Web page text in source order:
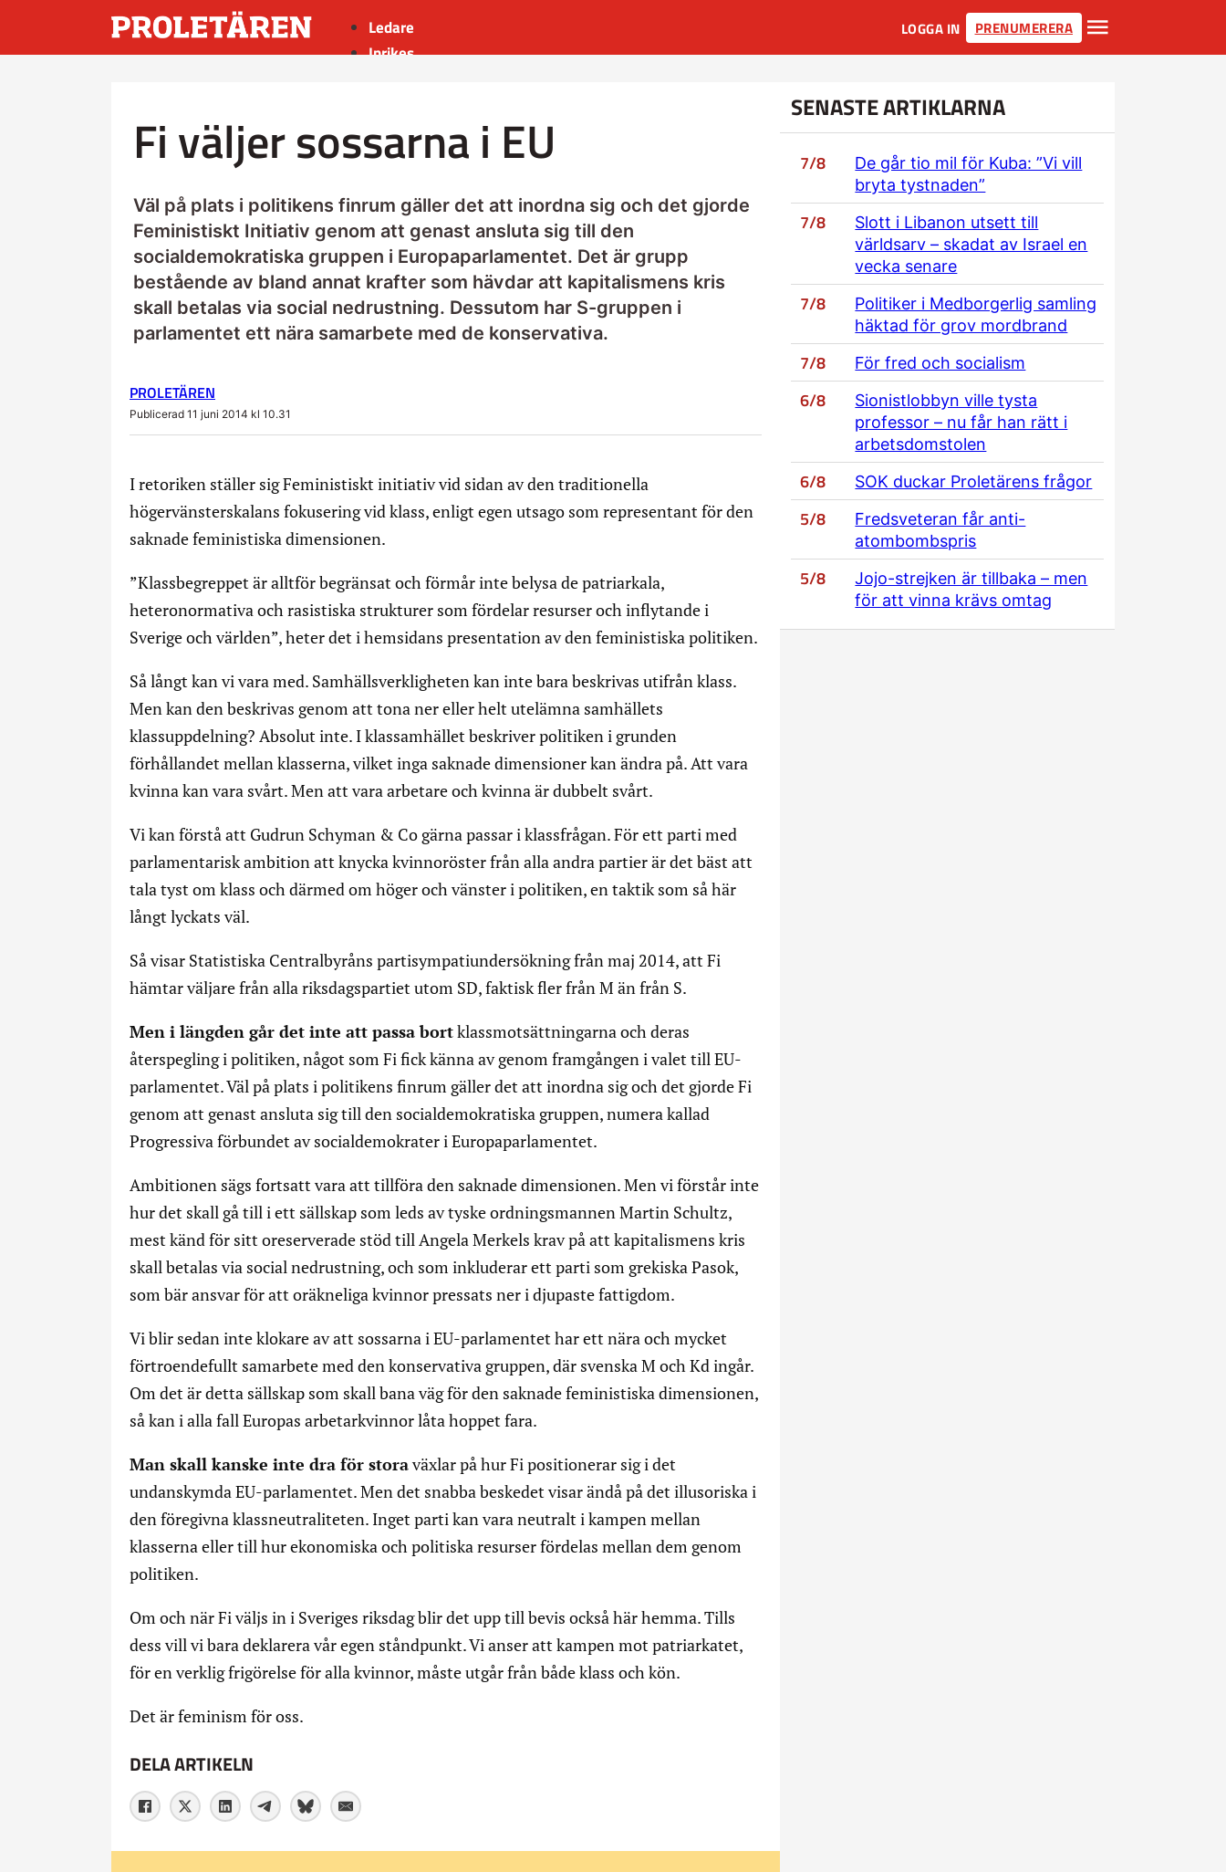
Ledare
Inrikes
Sport
Insänt
LOGGA IN PRENUMERERA
Fi väljer sossarna i EU
Väl på plats i politikens finrum gäller det att inordna sig och det gjorde
Feministiskt Initiativ genom att genast ansluta sig till den
socialdemokratiska gruppen i Europaparlamentet. Det är grupp
bestående av bland annat krafter som hävdar att kapitalismens kris
skall betalas via social nedrustning. Dessutom har S-gruppen i
parlamentet ett nära samarbete med de konservativa.
PROLETÄREN
Publicerad 11 juni 2014 kl 10.31
I retoriken ställer sig Feministiskt initiativ vid sidan av den traditionella
högervänsterskalans fokusering vid klass, enligt egen utsago som representant för den
saknade feministiska dimensionen.
”Klassbegreppet är alltför begränsat och förmår inte belysa de patriarkala,
heteronormativa och rasistiska strukturer som fördelar resurser och inflytande i
Sverige och världen”, heter det i hemsidans presentation av den feministiska politiken.
Så långt kan vi vara med. Samhällsverkligheten kan inte bara beskrivas utifrån klass.
Men kan den beskrivas genom att tona ner eller helt utelämna samhällets
klassuppdelning? Absolut inte. I klassamhället beskriver politiken i grunden
förhållandet mellan klasserna, vilket inga saknade dimensioner kan ändra på. Att vara
kvinna kan vara svårt. Men att vara arbetare och kvinna är dubbelt svårt.
Vi kan förstå att Gudrun Schyman & Co gärna passar i klassfrågan. För ett parti med
parlamentarisk ambition att knycka kvinnoröster från alla andra partier är det bäst att
tala tyst om klass och därmed om höger och vänster i politiken, en taktik som så här
långt lyckats väl.
Så visar Statistiska Centralbyråns partisympatiundersökning från maj 2014, att Fi
hämtar väljare från alla riksdagspartiet utom SD, faktisk fler från M än från S.
Men i längden går det inte att passa bortklassmotsättningarna och deras
återspegling i politiken, något som Fi fick känna av genom framgången i valet till EU-
parlamentet. Väl på plats i politikens finrum gäller det att inordna sig och det gjorde Fi
genom att genast ansluta sig till den socialdemokratiska gruppen, numera kallad
Progressiva förbundet av socialdemokrater i Europaparlamentet.
Ambitionen sägs fortsatt vara att tillföra den saknade dimensionen. Men vi förstår inte
hur det skall gå till i ett sällskap som leds av tyske ordningsmannen Martin Schultz,
mest känd för sitt oreserverade stöd till Angela Merkels krav på att kapitalismens kris
skall betalas via social nedrustning, och som inkluderar ett parti som grekiska Pasok,
som bär ansvar för att oräkneliga kvinnor pressats ner i djupaste fattigdom.
Vi blir sedan inte klokare av att sossarna i EU-parlamentet har ett nära och mycket
förtroendefullt samarbete med den konservativa gruppen, där svenska M och Kd ingår.
Om det är detta sällskap som skall bana väg för den saknade feministiska dimensionen,
så kan i alla fall Europas arbetarkvinnor låta hoppet fara.
Man skall kanske inte dra för storaväxlar på hur Fi positionerar sig i det
undanskymda EU-parlamentet. Men det snabba beskedet visar ändå på det illusoriska i
den föregivna klassneutraliteten. Inget parti kan vara neutralt i kampen mellan
klasserna eller till hur ekonomiska och politiska resurser fördelas mellan dem genom
politiken.
Om och när Fi väljs in i Sveriges riksdag blir det upp till bevis också här hemma. Tills
dess vill vi bara deklarera vår egen ståndpunkt. Vi anser att kampen mot patriarkatet,
för en verklig frigörelse för alla kvinnor, måste utgår från både klass och kön.
Det är feminism för oss.
DELA ARTIKELN
SENASTE ARTIKLARNA
7/8
De går tio mil för Kuba: ”Vi vill
bryta tystnaden”
7/8
Slott i Libanon utsett till
världsarv – skadat av Israel en
vecka senare
7/8
Politiker i Medborgerlig samling
häktad för grov mordbrand
7/8 För fred och socialism
6/8
Sionistlobbyn ville tysta
professor – nu får han rätt i
arbetsdomstolen
6/8 SOK duckar Proletärens frågor
5/8
Fredsveteran får anti-
atombombspris
5/8
Jojo-strejken är tillbaka – men
för att vinna krävs omtag